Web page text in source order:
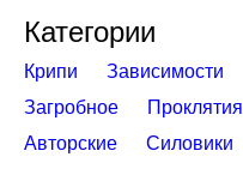
Категории
Крипи Зависимости
Загробное
Проклятия
Авторские
Силовики